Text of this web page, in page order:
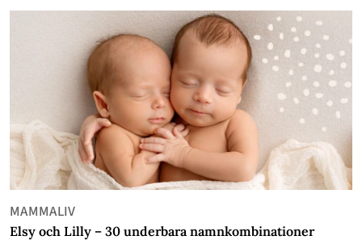
MAMMALIV
Elsy och Lilly – 30 underbara namnkombinationer